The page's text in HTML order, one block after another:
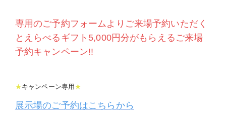
専用のご予約フォームよりご来場予約いただく
とえらべるギフト5,000円分がもらえるご来場
予約キャンペーン!!
★キャンペーン専用 ★
展示場のご予約はこちらから